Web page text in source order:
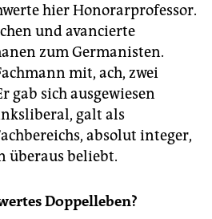
hier Honorarprofessor.
und avancierte
zum Germanisten.
mit, ach, zwei
gab sich ausgewiesen
galt als
absolut integer,
überaus beliebt.
Doppelleben?